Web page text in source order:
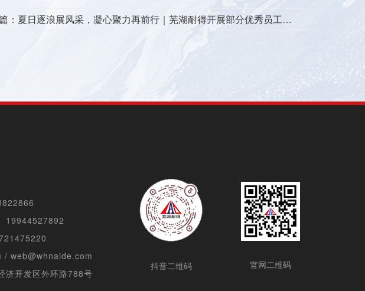
： 夏日逐浪展风采，凝心聚力再前行｜芜湖耐得开展部分优秀员工专
19944527892
/ web@whnaide.com
济开发区外环路788号
抖音二维码 官网二维码